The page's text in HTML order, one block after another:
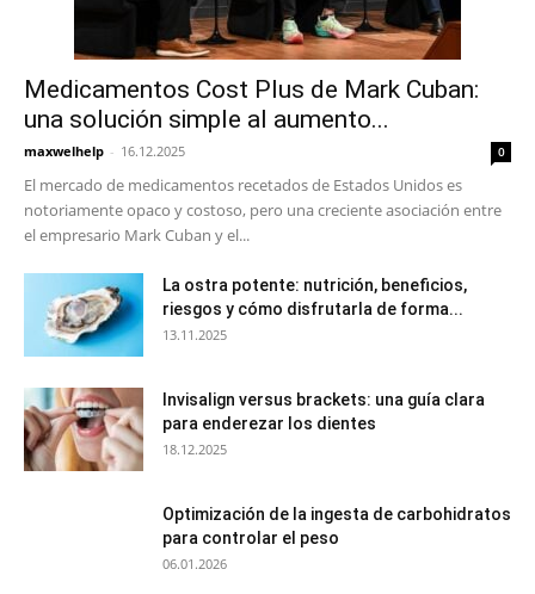
Medicamentos Cost Plus de Mark Cuban:
una solución simple al aumento...
maxwelhelp - 16.12.2025 0
El mercado de medicamentos recetados de Estados Unidos es
notoriamente opaco y costoso, pero una creciente asociación entre
el empresario Mark Cuban y el...
La ostra potente: nutrición, beneficios,
riesgos y cómo disfrutarla de forma...
13.11.2025
Invisalign versus brackets: una guía clara
para enderezar los dientes
18.12.2025
Optimización de la ingesta de carbohidratos
para controlar el peso
06.01.2026